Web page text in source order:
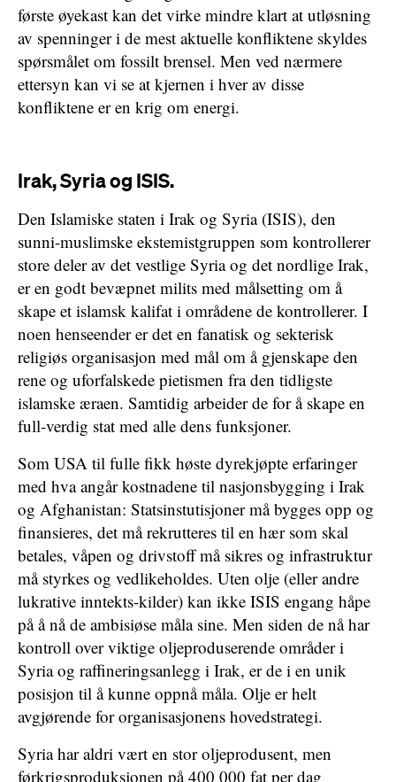
første øyekast kan det virke mindre klart at utløsning
av spenninger i de mest aktuelle konfliktene skyldes
spørsmålet om fossilt brensel. Men ved nærmere
ettersyn kan vi se at kjernen i hver av disse
konfliktene er en krig om energi.
Irak, Syria og ISIS.
Den Islamiske staten i Irak og Syria (ISIS), den
sunni-muslimske ekstemistgruppen som kontrollerer
store deler av det vestlige Syria og det nordlige Irak,
er en godt bevæpnet milits med målsetting om å
skape et islamsk kalifat i områdene de kontrollerer. I
noen henseender er det en fanatisk og sekterisk
religiøs organisasjon med mål om å gjenskape den
rene og uforfalskede pietismen fra den tidligste
islamske æraen. Samtidig arbeider de for å skape en
full-verdig stat med alle dens funksjoner.
Som USA til fulle fikk høste dyrekjøpte erfaringer
med hva angår kostnadene til nasjonsbygging i Irak
og Afghanistan: Statsinstutisjoner må bygges opp og
finansieres, det må rekrutteres til en hær som skal
betales, våpen og drivstoff må sikres og infrastruktur
må styrkes og vedlikeholdes. Uten olje (eller andre
lukrative inntekts-kilder) kan ikke ISIS engang håpe
på å nå de ambisiøse måla sine. Men siden de nå har
kontroll over viktige oljeproduserende områder i
Syria og raffineringsanlegg i Irak, er de i en unik
posisjon til å kunne oppnå måla. Olje er helt
avgjørende for organisasjonens hovedstrategi.
Syria har aldri vært en stor oljeprodusent, men
førkrigsproduksjonen på 400 000 fat per dag